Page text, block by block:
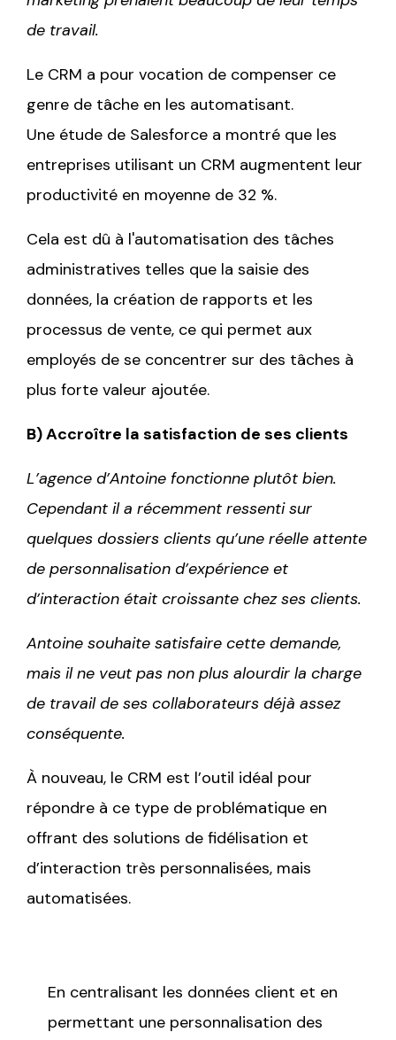
de travail.
Le CRM a pour vocation de compenser ce
genre de tâche en les automatisant.
Une étude de Salesforce a montré que les
entreprises utilisant un CRM augmentent leur
productivité en moyenne de 32 %.
Cela est dû à l'automatisation des tâches
administratives telles que la saisie des
données, la création de rapports et les
processus de vente, ce qui permet aux
employés de se concentrer sur des tâches à
plus forte valeur ajoutée.
B) Accroître la satisfaction de ses clients
L’agence d’Antoine fonctionne plutôt bien.
Cependant il a récemment ressenti sur
quelques dossiers clients qu’une réelle attente
de personnalisation d’expérience et
d’interaction était croissante chez ses clients.
Antoine souhaite satisfaire cette demande,
mais il ne veut pas non plus alourdir la charge
de travail de ses collaborateurs déjà assez
conséquente.
À nouveau, le CRM est l’outil idéal pour
répondre à ce type de problématique en
offrant des solutions de fidélisation et
d’interaction très personnalisées, mais
automatisées.
En centralisant les données client et en
permettant une personnalisation des